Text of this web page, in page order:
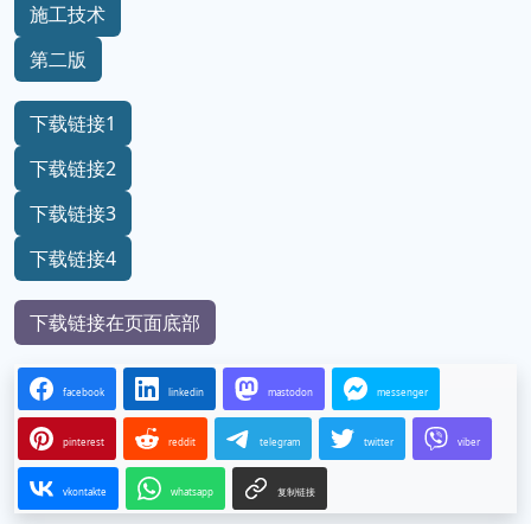
施工技术
第二版
下载链接1
下载链接2
下载链接3
下载链接4
下载链接在页面底部
facebook linkedin mastodon messenger
pinterest reddit telegram twitter viber
vkontakte whatsapp 复制链接